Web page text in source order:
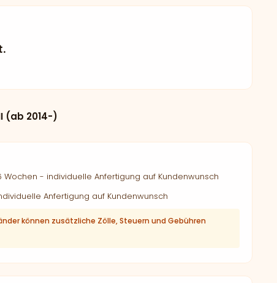
II (ab 2014-)
- individuelle Anfertigung auf Kundenwunsch
Anfertigung auf Kundenwunsch
können zusätzliche Zölle, Steuern und Gebühren